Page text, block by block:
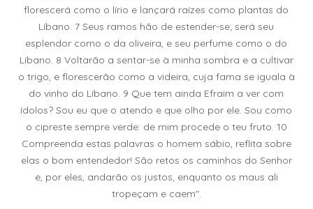
florescerá como o lírio e lançará raízes como plantas do
Líbano. 7 Seus ramos hão de estender-se; será seu
esplendor como o da oliveira, e seu perfume como o do
Líbano. 8 Voltarão a sentar-se à minha sombra e a cultivar
o trigo, e florescerão como a videira, cuja fama se iguala à
do vinho do Líbano. 9 Que tem ainda Efraim a ver com
ídolos? Sou eu que o atendo e que olho por ele. Sou como
o cipreste sempre verde: de mim procede o teu fruto. 10
Compreenda estas palavras o homem sábio, reflita sobre
elas o bom entendedor! São retos os caminhos do Senhor
e, por eles, andarão os justos, enquanto os maus ali
tropeçam e caem".